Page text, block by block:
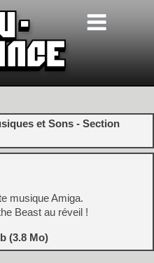
et Sons - Section
musique Amiga.
Beast au réveil !
(3.8 Mo)